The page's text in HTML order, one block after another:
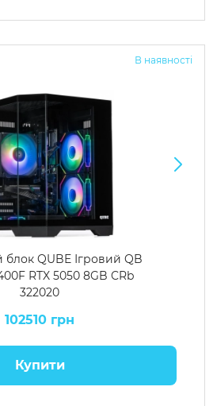
В наявності
QUBE Ігровий QB
RTX 5050 8GB CRb
322020
102510 грн
Купити